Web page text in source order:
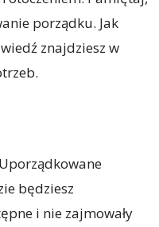
porządku. Jak
znajdziesz w
będziesz
i nie zajmowały